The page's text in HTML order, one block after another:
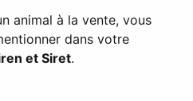
animal à la vente, vous
dans votre
et Siret.